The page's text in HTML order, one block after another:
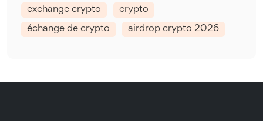
exchange crypto crypto
échange de crypto airdrop crypto 2026